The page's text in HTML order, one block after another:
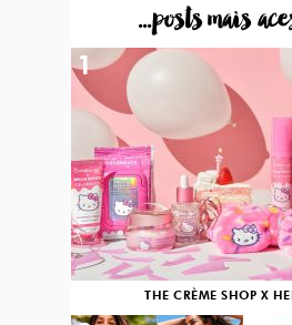
...posts mais
THE CRÈME SHOP X
1